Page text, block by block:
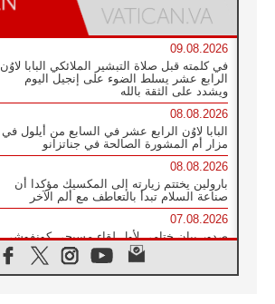
09.08.2026
في كلمته قبل صلاة التبشير الملائكي البابا لاوُن
الرابع عشر يسلط الضوء على إنجيل اليوم
ويشدد على الثقة بالله
08.08.2026
البابا لاوُن الرابع عشر في السابع من أيلول في
مزار أم المشورة الصالحة في جناتزانو
08.08.2026
بارولين يختتم زيارته إلى المكسيك مؤكدا أن
صناعة السلام تبدأ بالتعاطف مع ألم الآخر
07.08.2026
صدور بيان ختامي لأول لقاء مسيحي كونفوشي
بمشاركة الدائرة الفاتيكانية للحوار بين الأديان
07.08.2026